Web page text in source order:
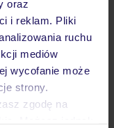
oraz
i reklam. Pliki
ruchu
mediów
wycofanie może
strony.
zgodę na
CRUZ